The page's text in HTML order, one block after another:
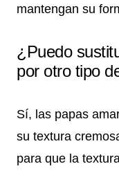
mantengan su
¿Puedo
por otro tipo
Sí, las papas
su textura
para que la